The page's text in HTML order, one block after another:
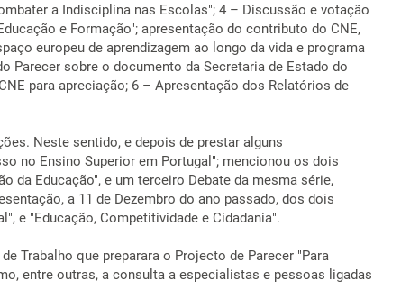
a Indisciplina nas Escolas"; 4 – Discussão e votação
e Formação"; apresentação do contributo do CNE,
europeu de aprendizagem ao longo da vida e programa
sobre o documento da Secretaria de Estado do
para apreciação; 6 – Apresentação dos Relatórios de
Neste sentido, e depois de prestar alguns
no Ensino Superior em Portugal"; mencionou os dois
da Educação", e um terceiro Debate da mesma série,
a 11 de Dezembro do ano passado, dos dois
e "Educação, Competitividade e Cidadania".
Trabalho que preparara o Projecto de Parecer "Para
entre outras, a consulta a especialistas e pessoas ligadas